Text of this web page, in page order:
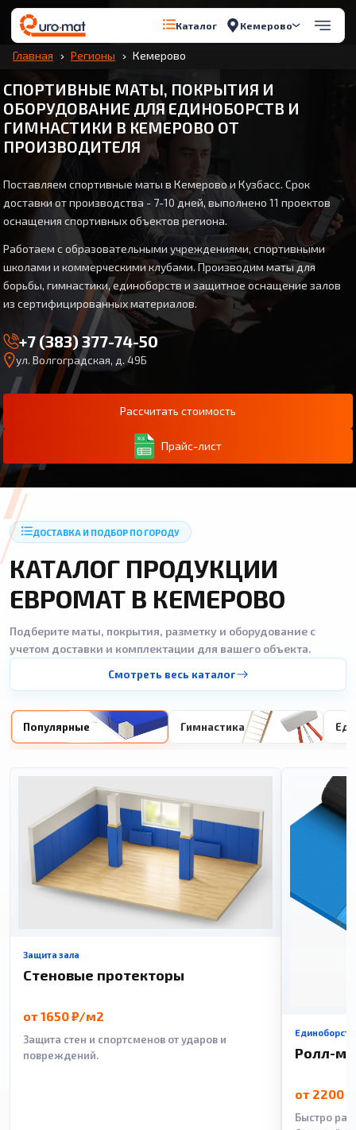
Каталог Кемерово
Главная Регионы Кемерово
СПОРТИВНЫЕ МАТЫ, ПОКРЫТИЯ И
ОБОРУДОВАНИЕ ДЛЯ ЕДИНОБОРСТВ И
ГИМНАСТИКИ В КЕМЕРОВО ОТ
ПРОИЗВОДИТЕЛЯ
Поставляем спортивные маты в Кемерово и Кузбасс. Срок
доставки от производства - 7-10 дней, выполнено 11 проектов
оснащения спортивных объектов региона.
Работаем с образовательными учреждениями, спортивными
школами и коммерческими клубами. Производим маты для
борьбы, гимнастики, единоборств и защитное оснащение залов
из сертифицированных материалов.
+7 (383) 377-74-50
ул. Волгоградская, д. 49Б
Рассчитать стоимость
Прайс-лист
ДОСТАВКА И ПОДБОР ПО ГОРОДУ
КАТАЛОГ ПРОДУКЦИИ
ЕВРОМАТ В КЕМЕРОВО
Подберите маты, покрытия, разметку и оборудование с
учетом доставки и комплектации для вашего объекта.
Смотреть весь каталог
Популярные Гимнастика
Защита зала
Стеновые протекторы
от 1650 ₽/м2
Защита стен и спортсменов от ударов и
повреждений.
Ролл-
от 2200
Быстро